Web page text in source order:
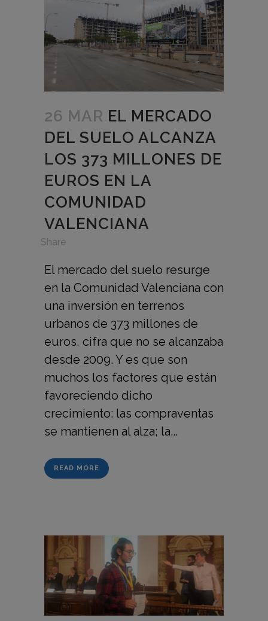
26 MAR EL MERCADO
DEL SUELO ALCANZA
LOS 373 MILLONES DE
EUROS EN LA
COMUNIDAD
VALENCIANA
Share
El mercado del suelo resurge
en la Comunidad Valenciana con
una inversión en terrenos
urbanos de 373 millones de
euros, cifra que no se alcanzaba
desde 2009. Y es que son
muchos los factores que están
favoreciendo dicho
crecimiento: las compraventas
se mantienen al alza; la...
READ MORE